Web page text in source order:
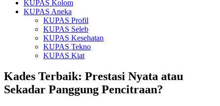
KUPAS Kolom
KUPAS Aneka
KUPAS Profil
KUPAS Seleb
KUPAS Kesehatan
KUPAS Tekno
KUPAS Kiat
Kades Terbaik: Prestasi Nyata atau
Sekadar Panggung Pencitraan?